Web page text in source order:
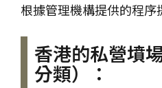
根據管理機構提供的程序
香港的私營墳
分類）：